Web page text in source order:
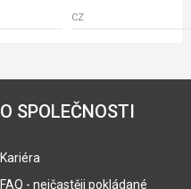
CZ
O SPOLEČNOSTI
Kariéra
FAQ - nejčastěji pokládané